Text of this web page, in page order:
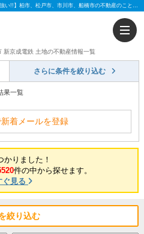
千葉県 船橋市 新京成電鉄 土地｜【住宅ローンに強い!!】柏市、松戸市、市川市、船橋市の不動産のことなら株式会社ココリバー
新京成電鉄 土地の不動産情報一覧
さらに条件を絞り込む
果一覧
着メールを登録
かりました！
件の中から探せます。
ぐ見る
絞り込む